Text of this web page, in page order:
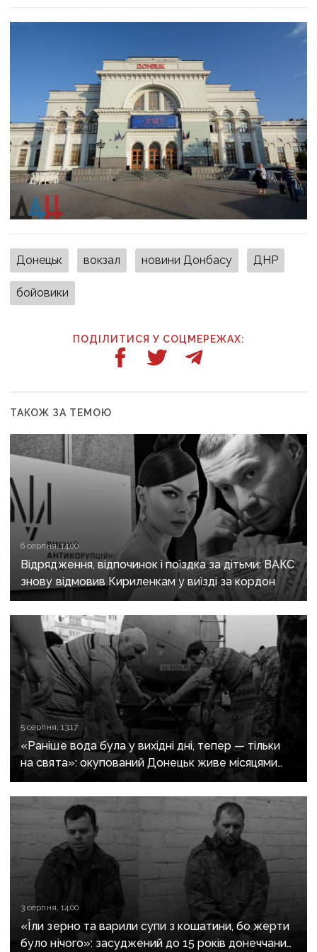
Донецьк вокзал новини Донбасу ДНР
бойовики
ПОДІЛИТИСЯ У СОЦМЕРЕЖАХ:
ТАКОЖ ЗА ТЕМОЮ
6 серпня, 14:00
Відрядження, відпочинок і поїздка за дітьми: ВАКС
знову відмовив Кириленкам у виїзді за кордон
5 серпня, 13:17
«Раніше вода була у вихідні дні, тепер — тільки
на свята»: окупований Донецьк живе місяцями
без води
3 серпня, 14:00
«Їли зерно та варили супи з кошатини, бо жерти
було нічого»: засуджений до 15 років донеччанин